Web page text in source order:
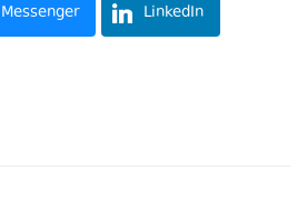
Messenger LinkedIn